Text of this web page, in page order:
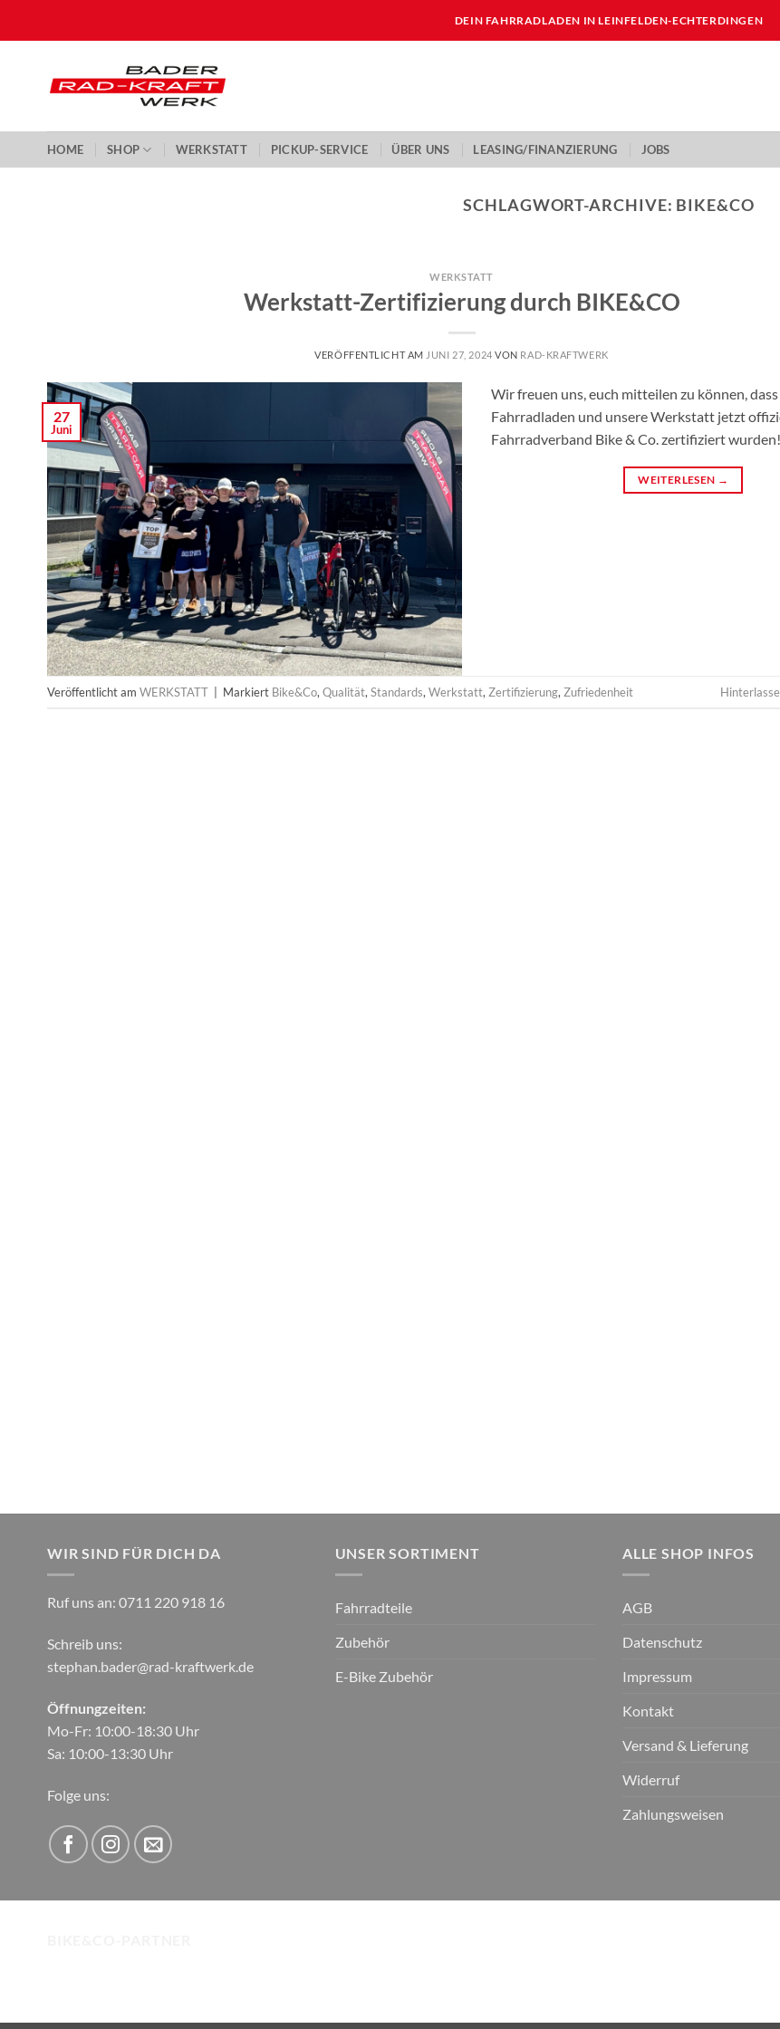
DEIN FAHRRADLADEN IN LEINFELDEN-ECHTERDINGEN
HOME SHOP WERKSTATT PICKUP-SERVICE ÜBER UNS LEASING/FINANZIERUNG JOBS
SCHLAGWORT-ARCHIVE: BIKE&CO
WERKSTATT
Werkstatt-Zertifizierung durch BIKE&CO
VERÖFFENTLICHT AM JUNI 27, 2024 VON RAD-KRAFTWERK
27
Juni
Wir freuen uns, euch mitteilen zu können,
Fahrradladen und unsere Werkstatt jetzt
Fahrradverband Bike & Co. zertifiziert wurden!
WEITERLESEN →
Veröffentlicht am WERKSTATT | Markiert Bike&Co, Qualität, Standards, Werkstatt, Zertifizierung, Zufriedenheit
WIR SIND FÜR DICH DA
Ruf uns an: 0711 220 918 16
Schreib uns:
stephan.bader@rad-kraftwerk.de
Öffnungzeiten:
Mo-Fr: 10:00-18:30 Uhr
Sa: 10:00-13:30 Uhr
Folge uns:
UNSER SORTIMENT
Fahrradteile
Zubehör
E-Bike Zubehör
ALLE SHOP INFOS
AGB
Datenschutz
Impressum
Kontakt
Versand & Lieferung
Widerruf
Zahlungsweisen